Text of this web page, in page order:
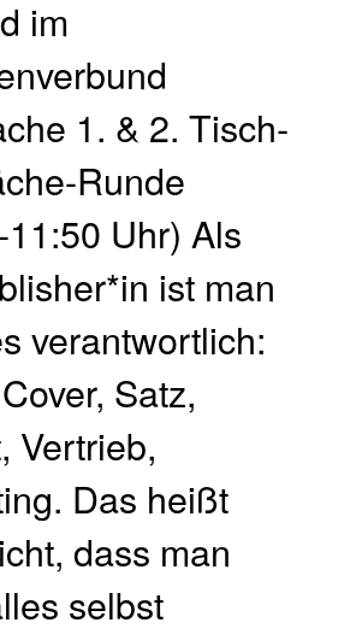
im
1. & 2. Tisch­
Runde
Uhr) Als
ist man
verantwortlich:
Satz,
Vertrieb,
Das heißt
dass man
selbst